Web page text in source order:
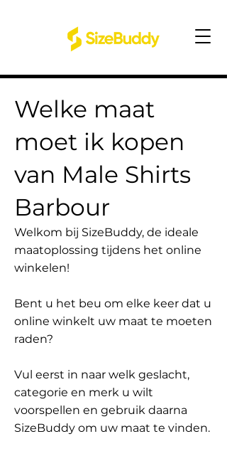
Welke maat
moet ik kopen
van Male Shirts
Barbour
Welkom bij SizeBuddy, de ideale
maatoplossing tijdens het online
winkelen!
Bent u het beu om elke keer dat u
online winkelt uw maat te moeten
raden?
Vul eerst in naar welk geslacht,
categorie en merk u wilt
voorspellen en gebruik daarna
SizeBuddy om uw maat te vinden.